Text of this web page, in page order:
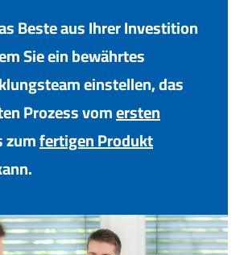
Beste aus Ihrer Investition
Sie ein bewährtes
einstellen, das
Prozess vomersten
zumfertigen Produkt